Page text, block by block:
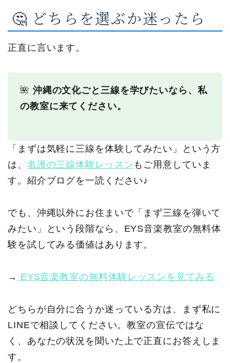
🤔 どちらを選ぶか迷ったら
正直に言います。
🌺 沖縄の文化ごと三線を学びたいなら、私
の教室に来てください。
「まずは気軽に三線を体験してみたい」という方
は、 名護の三線体験レッスン もご用意していま
す。紹介ブログを一読ください♪
でも、沖縄以外にお住まいで「まず三線を弾いて
みたい」という段階なら、EYS音楽教室の無料体
験を試してみる価値はあります。
→ EYS音楽教室の無料体験レッスンを見てみる
どちらが自分に合うか迷っている方は、まず私に
LINEで相談してください。教室の宣伝ではな
く、あなたの状況を聞いた上で正直にお答えしま
す。